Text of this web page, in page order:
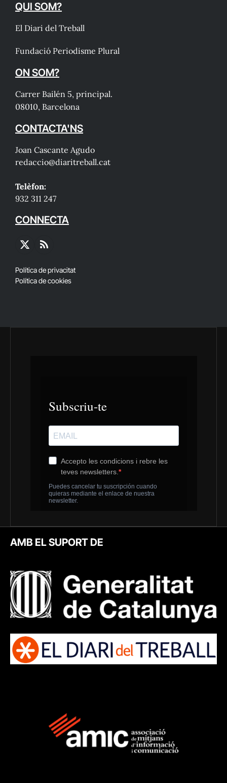
QUI SOM?
El Diari del Treball
Fundació Periodisme Plural
ON SOM?
Carrer Bailén 5, principal.
08010, Barcelona
CONTACTA'NS
Joan Cascante Agudo
redaccio@diaritreball.cat
Telèfon:
932 311 247
CONNECTA
X
RSS
Política de privacitat
Política de cookies
AMB EL SUPORT DE